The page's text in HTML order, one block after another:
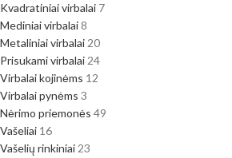
Kvadratiniai virbalai 7
Mediniai virbalai8
Metaliniai virbalai 20
Prisukami virbalai 24
Virbalai kojinėms 12
Virbalai pynėms 3
Nėrimo priemonės 49
Vašeliai 16
Vašelių rinkiniai 23